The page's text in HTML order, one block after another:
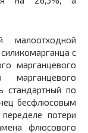
малоотходной
с
марганцевого
марганцевого
стандартный по
бесфлюсовым
потери
флюсового